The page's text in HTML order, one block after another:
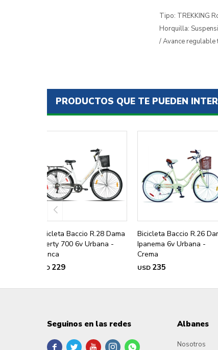
Tipo: TREKKING
Horquilla:
/ Avance
PRODUCTOS QUE TE PUEDEN
Bicicleta Baccio R.28 Dama
Liberty 700 6v Urbana -
Blanca
USD 229
Bicicleta Baccio R.26
Ipanema 6v Urbana -
Crema
USD 235
Albanes
Nosotros
Seguinos en las redes
    